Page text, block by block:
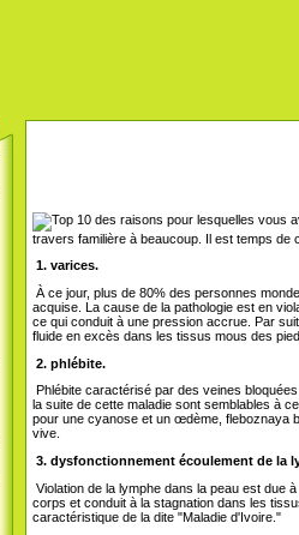
travers familière à beaucoup. Il est temps
1. varices.
À ce jour, plus de 80% des personnes
acquise. La cause de la pathologie est en
ce qui conduit à une pression accrue. Par
fluide en excès dans les tissus mous des
2. phlébite.
Phlébite caractérisé par des veines
la suite de cette maladie sont semblables à
pour une cyanose et un œdème, fleboznaya
vive.
3. dysfonctionnement écoulement de la
Violation de la lymphe dans la peau est due
corps et conduit à la stagnation dans les
caractéristique de la dite "Maladie d'Ivoire."